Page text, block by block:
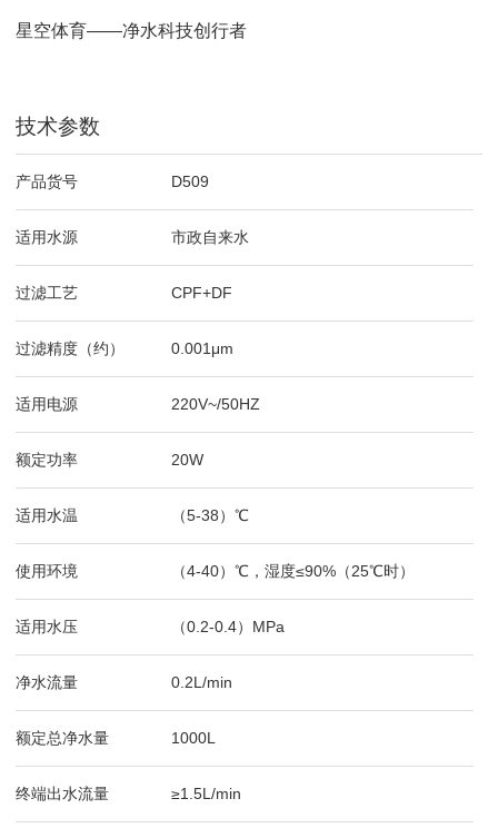
星空体育——净水科技创行者
技术参数
产品货号 D509
适用水源 市政自来水
过滤工艺 CPF+DF
过滤精度（约） 0.001μm
适用电源 220V~/50HZ
额定功率 20W
适用水温 （5-38）℃
使用环境 （4-40）℃，湿度≤90%（25℃时）
适用水压 （0.2-0.4）MPa
净水流量 0.2L/min
额定总净水量 1000L
终端出水流量 ≥1.5L/min